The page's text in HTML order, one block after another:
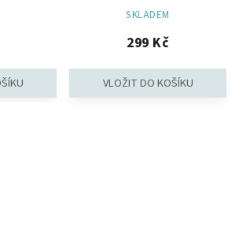
SKLADEM
299 Kč